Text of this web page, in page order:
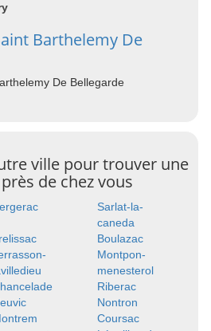
Barthelemy De
De Bellegarde
ville pour trouver une
de chez vous
Sarlat-la-
caneda
Boulazac
Montpon-
menesterol
Riberac
Nontron
Coursac